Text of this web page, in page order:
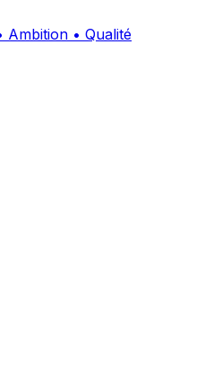
Ambition • Qualité